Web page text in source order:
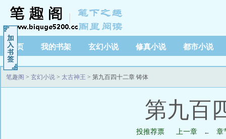
首页 我的书架 玄幻小说 修真小说 都市小说
笔趣阁 > 玄幻小说 > 太古神王 > 第九百四十二章 铸体
第九百
投推荐票 上一章 ← 章